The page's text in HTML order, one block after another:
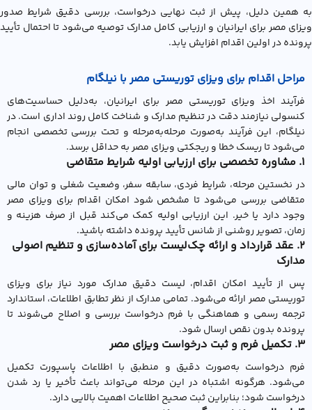
به همین دلیل، پیش از ثبت نهایی درخواست، بررسی دقیق شرایط صدور
ویزای مصر برای ایرانیان و ارزیابی کامل مدارک توصیه می‌شود تا احتمال تأیید
پرونده در اولین اقدام افزایش یابد.
مراحل اقدام برای ویزای توریستی مصر با نیلگام
فرآیند اخذ ویزای توریستی مصر برای ایرانیان، به‌دلیل حساسیت‌های
کنسولی نیازمند دقت در تنظیم مدارک و شناخت کامل روند اداری است. در
نیلگام، این فرآیند به‌صورت مرحله‌به‌مرحله و تحت بررسی تخصصی انجام
می‌شود تا ریسک خطا و ریجکتی ویزای مصر به حداقل برسد.
1. مشاوره تخصصی برای ارزیابی اولیه شرایط متقاضی
در نخستین مرحله، شرایط فردی، سابقه سفر، وضعیت شغلی و توان مالی
متقاضی بررسی می‌شود تا مشخص شود امکان اقدام برای ویزای مصر
وجود دارد یا خیر. این ارزیابی اولیه کمک می‌کند قبل از صرف هزینه و
زمان، تصویر روشنی از شانس تأیید پرونده داشته باشید.
۲. عقد قرارداد و ارائه چک‌لیست برای آماده‌سازی و تنظیم اصولی
مدارک
پس از تأیید امکان اقدام، لیست دقیق مدارک مورد نیاز برای ویزای
توریستی مصر ارائه می‌شود. تمامی مدارک از نظر تطابق اطلاعات، استاندارد
ترجمه رسمی و هماهنگی با فرم درخواست بررسی و اصلاح می‌شوند تا
پرونده بدون نقص ارسال شود.
۳. تکمیل فرم و ثبت درخواست ویزای مصر
فرم درخواست به‌صورت دقیق و منطبق با اطلاعات پاسپورت تکمیل
می‌شود. هرگونه اشتباه در این مرحله می‌تواند باعث تأخیر یا رد شدن
درخواست شود؛ بنابراین ثبت صحیح اطلاعات اهمیت بالایی دارد.